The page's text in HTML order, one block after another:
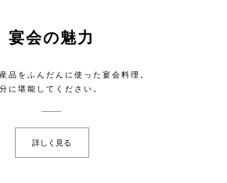
宴会の魅力
品をふんだんに使った宴会料理。
に堪能してください。
詳しく見る